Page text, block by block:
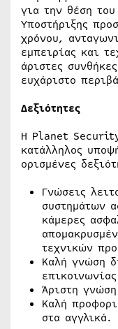
για την θέση
Υποστήριξης
χρόνου,
εμπειρίας και
άριστες
ευχάριστο
Δεξιότητες
Η Planet
κατάλληλος
ορισμένες
Γνώσεις
συστημάτων
κάμερες
τεχνικών
Καλή γνώση
Άριστη
Καλή
στα αγγλικά.